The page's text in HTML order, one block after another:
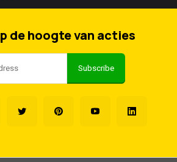
de hoogte van acties
Subscribe